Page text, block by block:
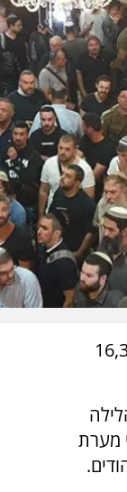
אתמול (ראשון) 16,300
מערת